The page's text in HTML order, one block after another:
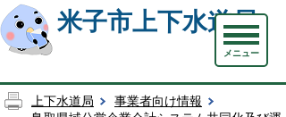
米子市上下水道局
メニュー
上下水道局
事業者向け情報